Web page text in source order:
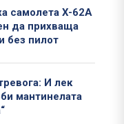
самолета X-62A
да прихваща
без пилот
И лек
мантинелата